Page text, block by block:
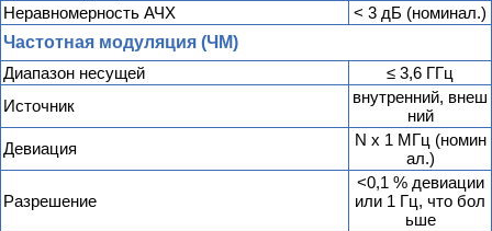
Неравномерность АЧХ
< 3 дБ (номинал.)
Частотная модуляция (ЧМ)
Диапазон несущей
≤ 3,6 ГГц
Источник
внутренний, внеш
ний
Девиация
N x 1 МГц (номин
ал.)
Разрешение
<0,1 % девиации
или 1 Гц, что бол
ьше